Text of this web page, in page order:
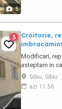
5
3
Croitorie,
Modificari,
asteptam in
nr.3 , bl.37, sc.
Sibiu, Sibiu
azi 11:56